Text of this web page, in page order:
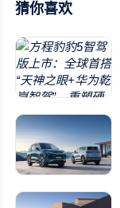
猜你喜欢